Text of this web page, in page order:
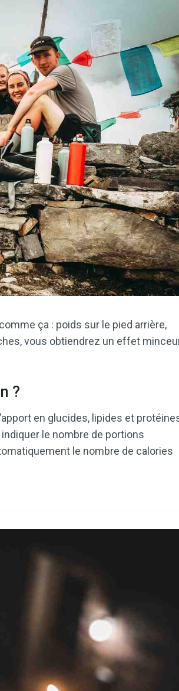
ça : poids sur le pied arrière,
vous obtiendrez un effet
?
en glucides, lipides et
le nombre de portions
le nombre de calories